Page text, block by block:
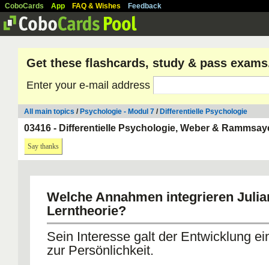
CoboCards App FAQ & Wishes Feedback
Get these flashcards, study & pass
Enter your e-mail address
All main topics / Psychologie - Modul 7 / Differentielle Psychologie
03416 - Differentielle Psychologie, Weber &
Say thanks
Welche Annahmen integrieren
Lerntheorie?
Sein Interesse galt der Entwicklung
zur Persönlichkeit.